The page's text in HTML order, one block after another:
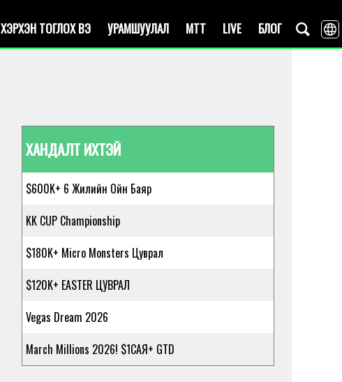
БЛОГ
LIVE
MTT
УРАМШУУЛАЛ
ХЭРХЭН ТОГЛОХ ВЭ
ХАНДАЛТ ИХТЭЙ
$600K+ 6 Жилийн Ойн Баяр
KK CUP Championship
$180K+ Micro Monsters Цуврал
$120K+ EASTER ЦУВРАЛ
Vegas Dream 2026
March Millions 2026! $1САЯ+ GTD